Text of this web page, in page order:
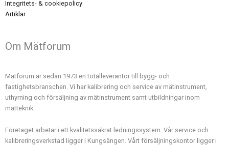
Om Mätforum
Mätforum är sedan 1973 en totalleverantör till bygg- och
fastighetsbranschen. Vi har kalibrering och service av mätinstrument,
uthyrning och försäljning av mätinstrument samt utbildningar inom
mätteknik.
Företaget arbetar i ett kvalitetssäkrat ledningssystem. Vår service och
kalibreringsverkstad ligger i Kungsängen. Vårt försäljningskontor ligger i
Integritets- & cookiepolicy
Artiklar